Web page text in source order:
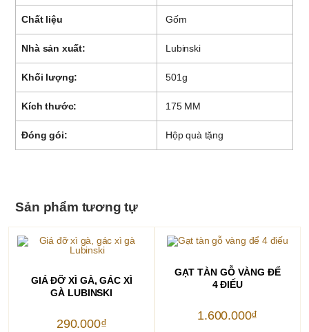
Chất liệu Gốm
Nhà sản xuất: Lubinski
Khối lượng: 501g
Kích thước: 175 MM
Đóng gói: Hộp quà tặng
Sản phẩm tương tự
THÊM VÀO GIỎ HÀNG
GIÁ ĐỠ XÌ GÀ, GÁC XÌ
GÀ LUBINSKI
290.000₫
THÊM VÀO GIỎ HÀNG
GẠT TÀN GỖ VÀNG ĐỂ
4 ĐIẾU
1.600.000₫